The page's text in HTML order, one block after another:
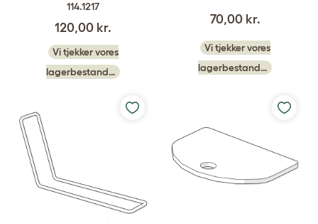
114.1217
120,00 kr.
Vi tjekker vores
lagerbestand…
70,00 kr.
Vi tjekker vores
lagerbestand…